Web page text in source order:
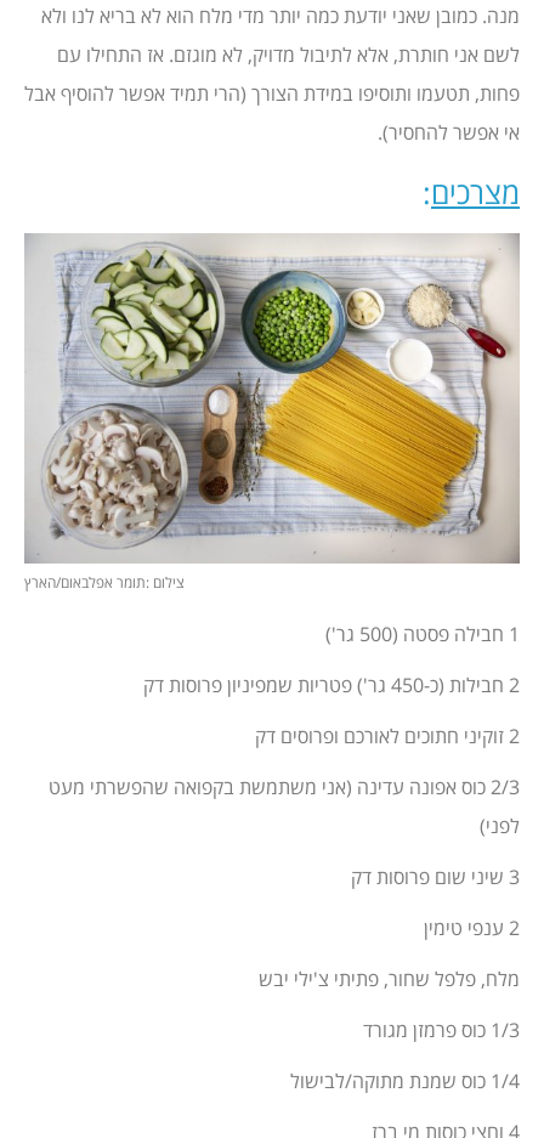
מנה. כמובן שאני יודעת כמה יותר מדי מלח הוא לא בריא לנו ולא
לשם אני חותרת, אלא לתיבול מדויק, לא מוגזם. אז התחילו עם
פחות, תטעמו ותוסיפו במידת הצורך (הרי תמיד אפשר להוסיף אבל
אי אפשר להחסיר).
מצרכים:
צילום :תומר אפלבאום/הארץ
1 חבילה פסטה (500 גר')
2 חבילות (כ-450 גר') פטריות שמפיניון פרוסות דק
2 זוקיני חתוכים לאורכם ופרוסים דק
2/3 כוס אפונה עדינה (אני משתמשת בקפואה שהפשרתי מעט
לפני)
3 שיני שום פרוסות דק
2 ענפי טימין
מלח, פלפל שחור, פתיתי צ'ילי יבש
1/3 כוס פרמזן מגורד
1/4 כוס שמנת מתוקה/לבישול
4 וחצי כוסות מי ברז